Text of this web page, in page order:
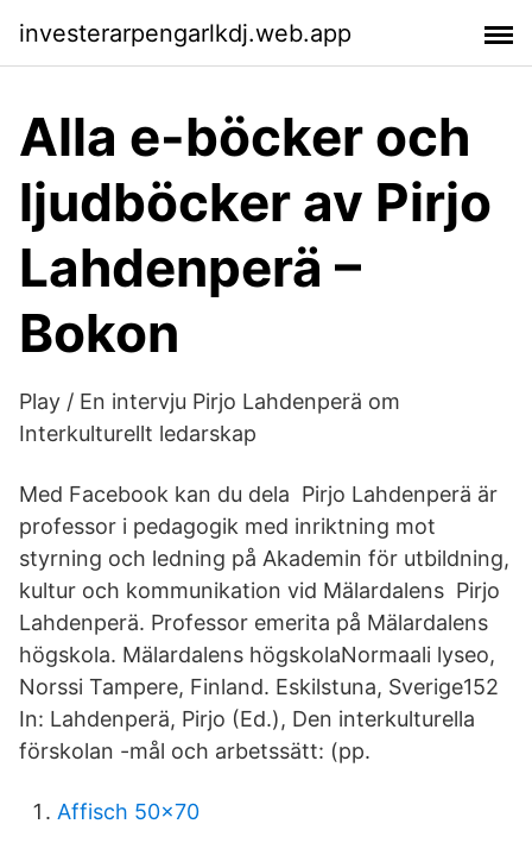
investerarpengarlkdj.web.app
Alla e-böcker och
ljudböcker av Pirjo
Lahdenperä –
Bokon
Play / En intervju Pirjo Lahdenperä om
Interkulturellt ledarskap
Med Facebook kan du dela Pirjo Lahdenperä är
professor i pedagogik med inriktning mot
styrning och ledning på Akademin för utbildning,
kultur och kommunikation vid Mälardalens Pirjo
Lahdenperä. Professor emerita på Mälardalens
högskola. Mälardalens högskolaNormaali lyseo,
Norssi Tampere, Finland. Eskilstuna, Sverige152
In: Lahdenperä, Pirjo (Ed.), Den interkulturella
förskolan -mål och arbetssätt: (pp.
Affisch 50x70